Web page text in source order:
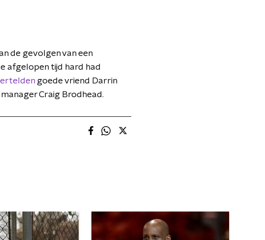
de gevolgen van een
afgelopen tijd hard had
goede vriend Darrin
Craig Brodhead.